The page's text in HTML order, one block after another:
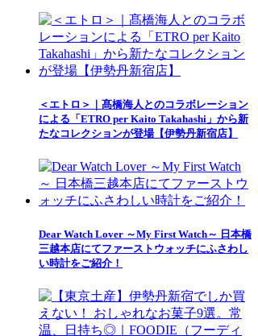
＜エトロ＞｜髙橋海人とのコラボレーション
による「ETRO per Kaito Takahashi」から新
たなコレクションが登場【伊勢丹新宿店】
Dear Watch Lover ～My First Watch～ 日本橋
三越本店にてファーストウォッチにふさわし
い時計をご紹介！